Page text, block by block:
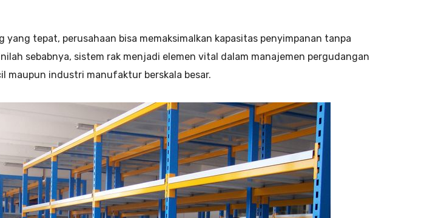
yang tepat, perusahaan bisa memaksimalkan kapasitas penyimpanan tanpa
sebabnya, sistem rak menjadi elemen vital dalam manajemen pergudangan
maupun industri manufaktur berskala besar.